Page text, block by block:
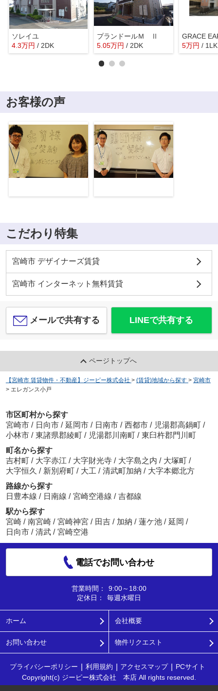
ソレイユ
4.3万円 / 2DK
プランドールＭ Ⅱ
5.05万円 / 2DK 5万円 / 1LK
お客様の声
こだわり特集
宮崎市 デザイナーズ賃貸
宮崎市 インターネット無料賃貸
メールで共有する LINEで共有する
ページトップへ
【宮崎市 賃貸物件・不動産】ジーピー株式会社 > (賃貸)地域から探す > 宮崎市
> エレガンス小戸
市区町村から探す
宮崎市 / 日向市 / 延岡市 / 日南市 / 西都市 / 児湯郡高鍋町 /
小林市 / 東諸県郡綾町 / 児湯郡川南町 / 東臼杵郡門川町
町名から探す
吉村町 / 大字赤江 / 大字財光寺 / 大字島之内 / 大塚町 /
大字恒久 / 新別府町 / 大工 / 清武町加納 / 大字本郷北方
路線から探す
日豊本線 / 日南線 / 宮崎空港線 / 吉都線
駅から探す
宮崎 / 南宮崎 / 宮崎神宮 / 田吉 / 加納 / 蓮ケ池 / 延岡 /
日向市 / 清武 / 宮崎空港
電話でお問い合わせ
営業時間：
9:00～18:00
定休日：
毎週水曜日
ホーム 会社概要
お問い合わせ 物件リクエスト
プライバシーポリシー 利用規約 アクセスマップ
PCサイト
Copyright(c) ジーピー株式会社 本店 All rights reserved.